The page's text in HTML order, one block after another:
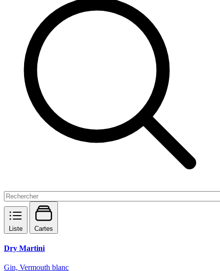
Liste Cartes
Dry Martini
Gin, Vermouth blanc